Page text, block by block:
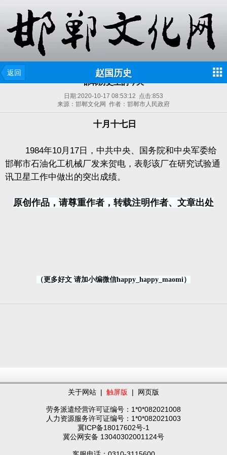
返回 赵国历史
邯郸历史上的今天
日期:2020-10-17 08:53:12 点击:853
来源：邯郸文化网 作者：邯郸市人民政府
十月十七日
1984年10月17日，中共中央、国务院和中央军委给
邯郸市石油化工机械厂发来贺电，表彰该厂在研究试验通
讯卫星工作中做出的突出成绩。
原创作品，请尊重作者，转载注明作者、文章出处
（更多好文 请加小编微信happy_happy_maomi）
关于网站 | 触屏版 | 网页版
劳务派遣经营许可证编号：1*0*082021008
人力资源服务许可证编号：1*0*082021003
冀ICP备18017602号-1
冀公网安备 13040302001124号